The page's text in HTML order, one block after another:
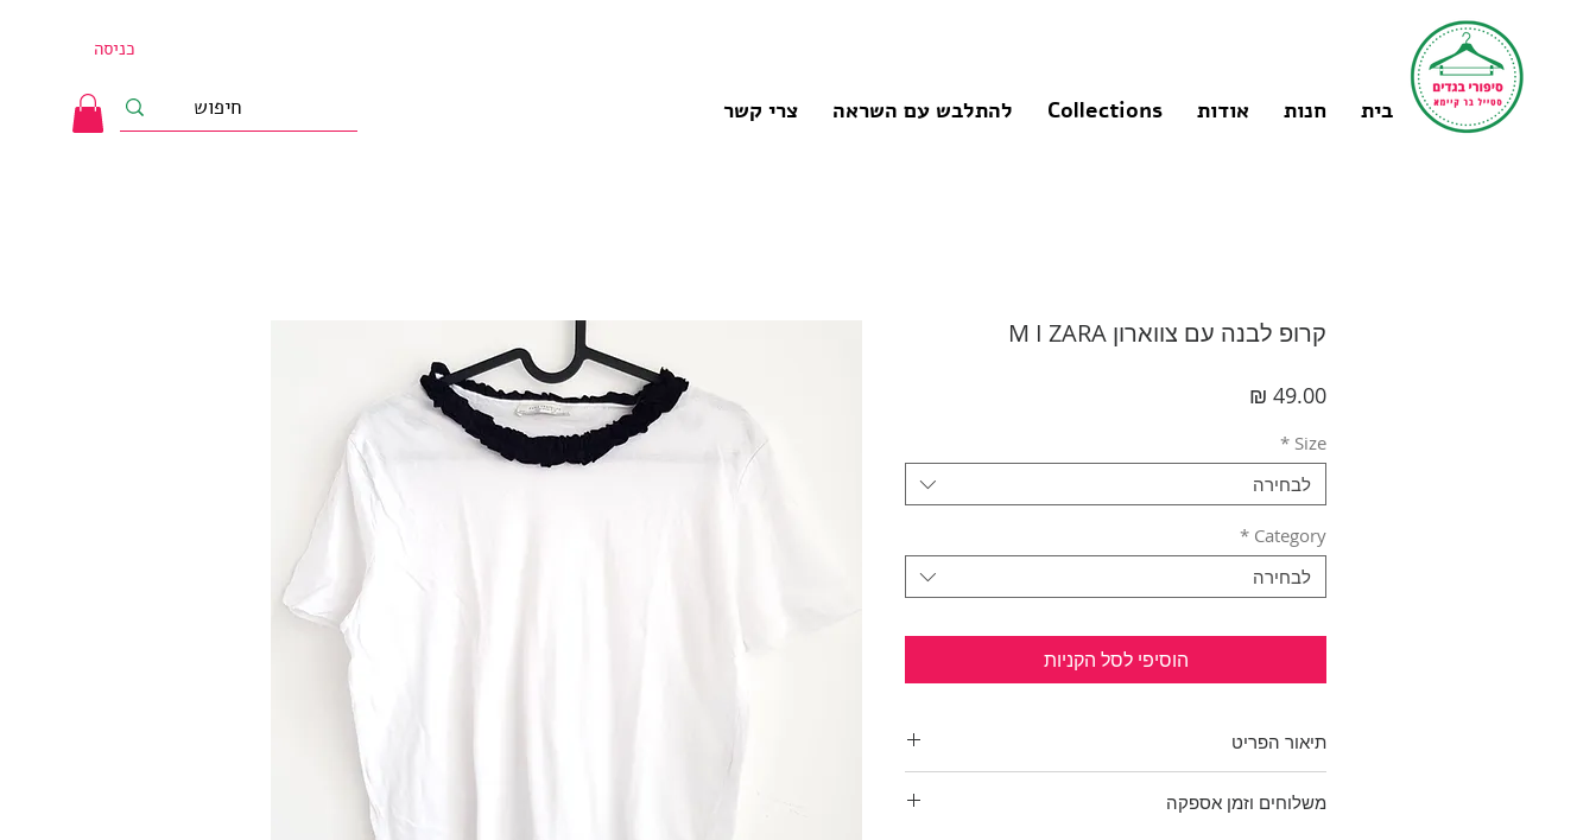
כניסה
בית חנות אודות Collections להתלבש עם השראה צרי קשר
קרופ לבנה עם צווארון M I ZARA
Size
*
לבחירה
Category
*
לבחירה
הוסיפי לסל הקניות
תיאור הפריט
היקף חזה: 92 ס"מ
משלוחים וזמן אספקה